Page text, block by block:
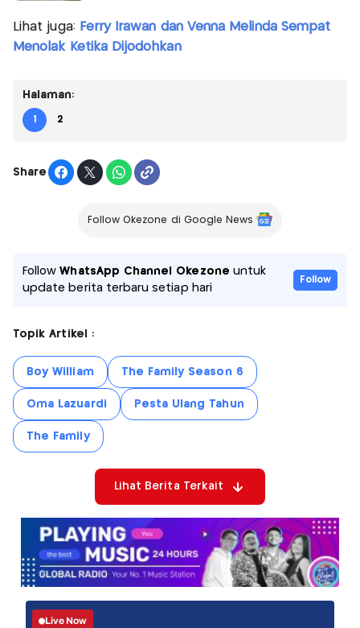
Lihat juga: Ferry Irawan dan Venna Melinda Sempat
Menolak Ketika Dijodohkan
Halaman:
1 2
Share
Follow Okezone di Google News
FollowWhatsApp Channel Okezone untuk
update berita terbaru setiap hari
Follow
Topik Artikel :
Boy William The Family Season 6
Oma Lazuardi Pesta Ulang Tahun
The Family
Lihat Berita Terkait
Live Now